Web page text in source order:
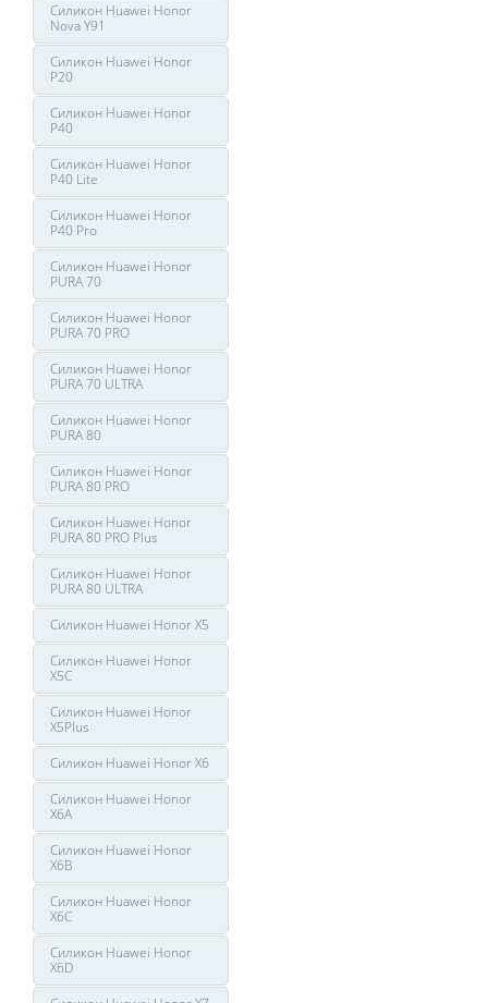
Силикон Huawei Honor
Nova Y91
Силикон Huawei Honor
P20
Силикон Huawei Honor
P40
Силикон Huawei Honor
P40 Lite
Силикон Huawei Honor
P40 Pro
Силикон Huawei Honor
PURA 70
Силикон Huawei Honor
PURA 70 PRO
Силикон Huawei Honor
PURA 70 ULTRA
Силикон Huawei Honor
PURA 80
Силикон Huawei Honor
PURA 80 PRO
Силикон Huawei Honor
PURA 80 PRO Plus
Силикон Huawei Honor
PURA 80 ULTRA
Силикон Huawei Honor X5
Силикон Huawei Honor
X5C
Силикон Huawei Honor
X5Plus
Силикон Huawei Honor X6
Силикон Huawei Honor
X6A
Силикон Huawei Honor
X6B
Силикон Huawei Honor
X6C
Силикон Huawei Honor
X6D